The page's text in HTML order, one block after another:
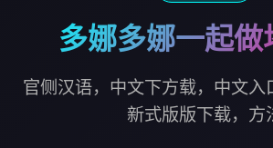
多娜多娜一起做
官侧汉语，中文下方载，中文入
新式版版下载，方